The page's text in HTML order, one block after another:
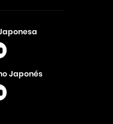
Japonés